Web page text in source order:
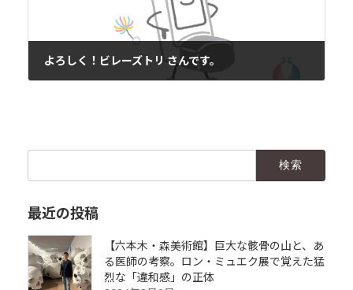
よろしく！ビレーズトリ さんです。
最近の投稿
【六本木・森美術館】巨大な骸骨の山と、あ
る医師の考察。ロン・ミュエク展で覚えた猛
烈な「違和感」の正体